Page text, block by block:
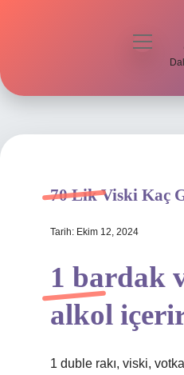
Hakkımızda
menüyü
70 Lik Viski Kaç
Tarih: Ekim 12, 2024
1 bardak
alkol
1 duble rakı, viski,